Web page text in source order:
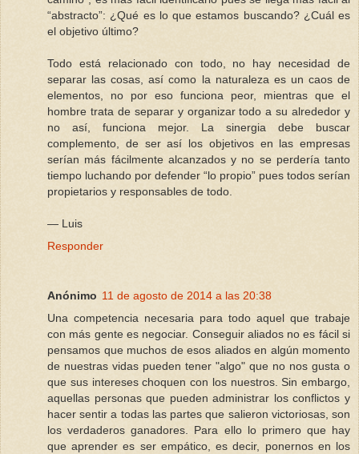
“abstracto”: ¿Qué es lo que estamos buscando? ¿Cuál es
el objetivo último?
Todo está relacionado con todo, no hay necesidad de
separar las cosas, así como la naturaleza es un caos de
elementos, no por eso funciona peor, mientras que el
hombre trata de separar y organizar todo a su alrededor y
no así, funciona mejor. La sinergia debe buscar
complemento, de ser así los objetivos en las empresas
serían más fácilmente alcanzados y no se perdería tanto
tiempo luchando por defender “lo propio” pues todos serían
propietarios y responsables de todo.
— Luis
Responder
Anónimo 11 de agosto de 2014 a las 20:38
Una competencia necesaria para todo aquel que trabaje
con más gente es negociar. Conseguir aliados no es fácil si
pensamos que muchos de esos aliados en algún momento
de nuestras vidas pueden tener "algo" que no nos gusta o
que sus intereses choquen con los nuestros. Sin embargo,
aquellas personas que pueden administrar los conflictos y
hacer sentir a todas las partes que salieron victoriosas, son
los verdaderos ganadores. Para ello lo primero que hay
que aprender es ser empático, es decir, ponernos en los